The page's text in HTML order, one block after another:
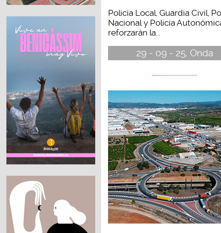
Policía Local, Guardia Civil,
Nacional y Policía
reforzarán la...
29 - 09 - 25, Onda